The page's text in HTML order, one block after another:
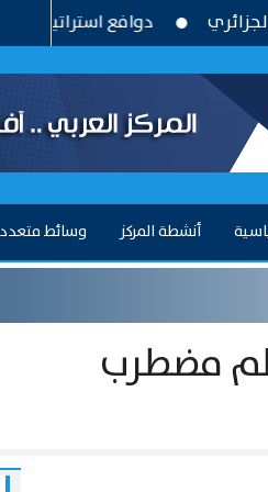
دوافع استراتيجية وتحديات
أنشطة المركز وسائط
مضطرب